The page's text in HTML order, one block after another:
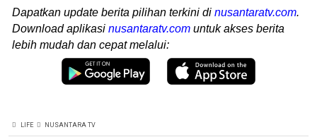
Dapatkan update berita pilihan terkini di nusantaratv.com.
Download aplikasi nusantaratv.com untuk akses berita
lebih mudah dan cepat melalui:
LIFE NUSANTARA TV